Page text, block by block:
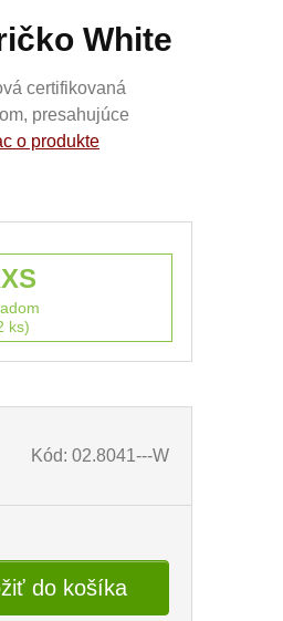
White
certifikovaná
presahujúce
o produkte
ks)
Kód: 02.8041---W
do košíka